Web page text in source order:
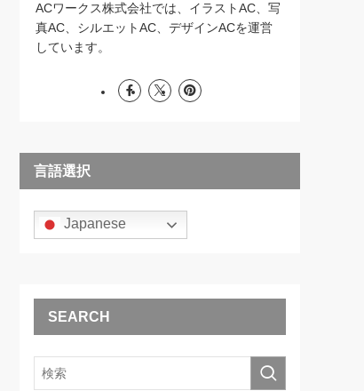
ACワークス株式会社では、イラストAC、写
真AC、シルエットAC、デザインACを運営
しています。
言語選択
Japanese
SEARCH